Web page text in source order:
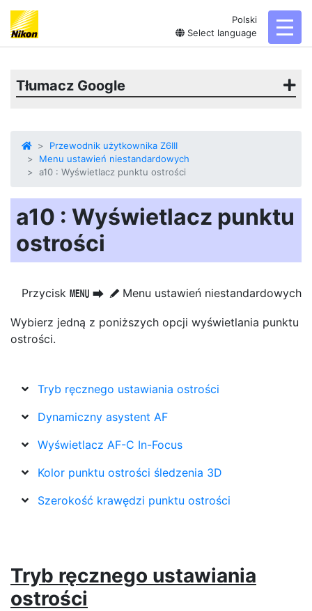
Polski
Select language
Tłumacz Google
Przewodnik użytkownika Z6III
Menu ustawień niestandardowych
a10 : Wyświetlacz punktu ostrości
a10 : Wyświetlacz punktu
ostrości
Przycisk G U A Menu ustawień niestandardowych
Wybierz jedną z poniższych opcji wyświetlania punktu
ostrości.
Tryb ręcznego ustawiania ostrości
Dynamiczny asystent AF
Wyświetlacz AF-C In-Focus
Kolor punktu ostrości śledzenia 3D
Szerokość krawędzi punktu ostrości
Tryb ręcznego ustawiania
ostrości